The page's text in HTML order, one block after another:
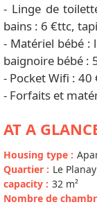
- Linge de
bains : 6 €ttc,
- Matériel bébé :
baignoire bébé :
- Pocket Wifi :
- Forfaits et
AT A
Housing type :
Quartier : Le Planay
capacity : 32 m²
Nombre de